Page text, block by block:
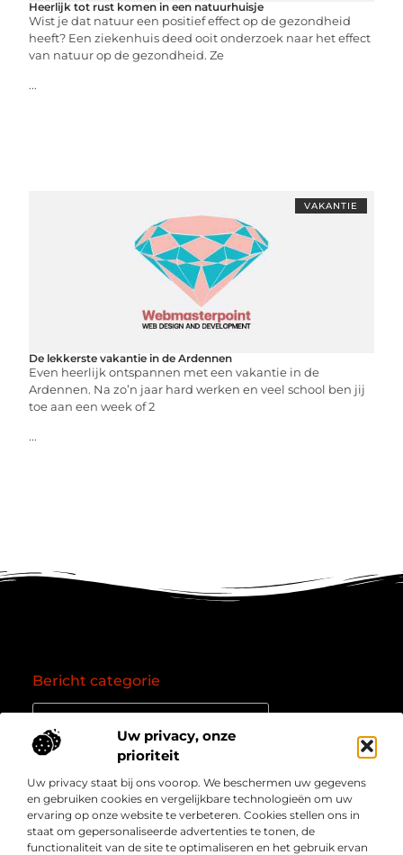
Uw privacy, onze
prioriteit
Uw privacy staat bij ons voorop. We beschermen uw gegevens
en gebruiken cookies en vergelijkbare technologieën om uw
ervaring op onze website te verbeteren. Cookies stellen ons in
staat om gepersonaliseerde advertenties te tonen, de
functionaliteit van de site te optimaliseren en het gebruik ervan
Heerlijk tot rust komen in een natuurhuisje
Wist je dat natuur een positief effect op de gezondheid
heeft? Een ziekenhuis deed ooit onderzoek naar het effect
van natuur op de gezondheid. Ze
...
VAKANTIE
De lekkerste vakantie in de Ardennen
Even heerlijk ontspannen met een vakantie in de
Ardennen. Na zo’n jaar hard werken en veel school ben jij
toe aan een week of 2
...
Over
Bedrijf
” Jouw bron voor kennis, inzichten en inspiratie “
Laat je meenemen in diepgaande content, slimme tips
Onze informatie
Bericht categorie